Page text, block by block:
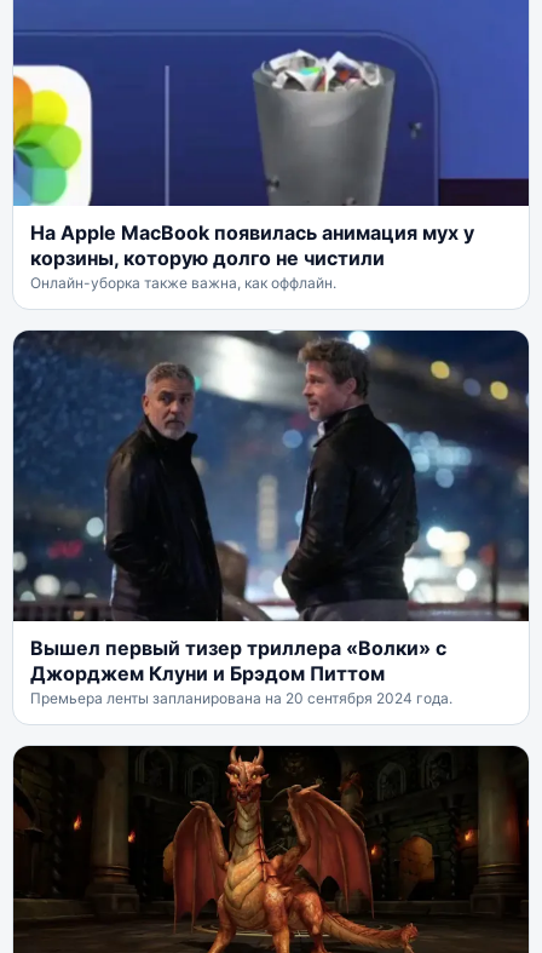
На Apple MacBook появилась анимация мух у
корзины, которую долго не чистили
Онлайн-уборка также важна, как оффлайн.
Вышел первый тизер триллера «Волки» с
Джорджем Клуни и Брэдом Питтом
Премьера ленты запланирована на 20 сентября 2024 года.